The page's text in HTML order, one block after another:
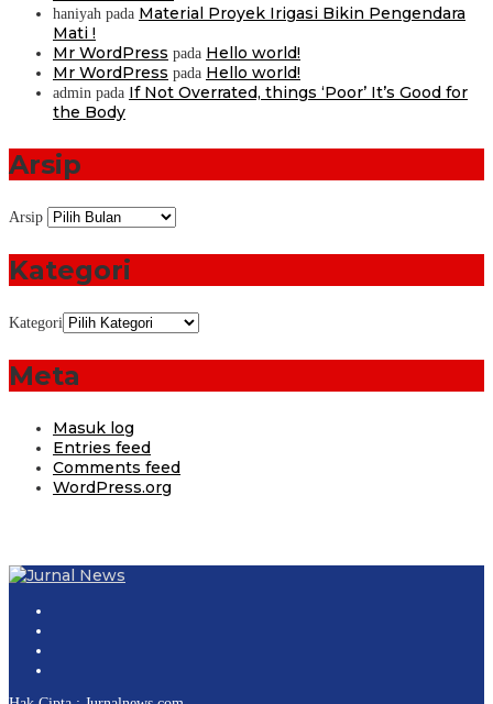
haniyah pada Material Proyek Irigasi Bikin Pengendara
Mati !
Mr WordPress pada Hello world!
Mr WordPress pada Hello world!
admin pada If Not Overrated, things ‘Poor’ It’s Good for
the Body
Arsip
Arsip
Kategori
Kategori
Meta
Masuk log
Entries feed
Comments feed
WordPress.org